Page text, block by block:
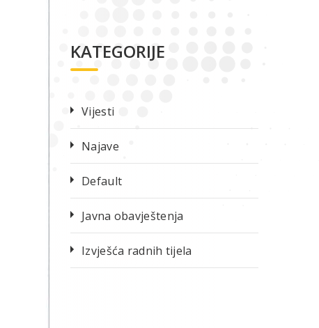
KATEGORIJE
Vijesti
Najave
Default
Javna obavještenja
Izvješća radnih tijela